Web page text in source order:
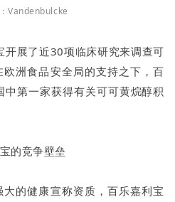
Vandenbulcke
展了近30项临床研究来调查可
洲食品安全局的支持之下，百
第一家获得有关可可黄烷醇积
的竞争壁垒
的健康宣称资质，百乐嘉利宝